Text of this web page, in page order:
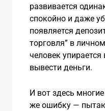
развивается
спокойно и даже
появляется
торговля” в
человек упирается
вывести деньги.
И вот здесь
же ошибку —